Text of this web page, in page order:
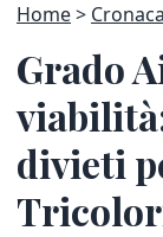
Home Cronaca
Grado
divieti